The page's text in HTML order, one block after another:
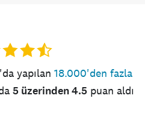
yapılan 18.000'den fazla
5 üzerinden 4.5 puan aldı